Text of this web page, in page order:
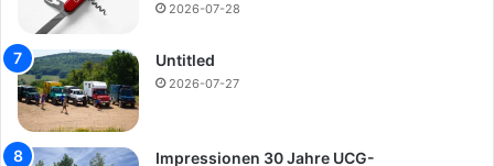
2026-07-28
Untitled
2026-07-27
Impressionen 30 Jahre UCG-